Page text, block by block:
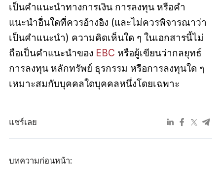
เป็นคำแนะนำทางการเงิน การลงทุน หรือคำ
แนะนำอื่นใดที่ควรอ้างอิง (และไม่ควรพิจารณาว่า
เป็นคำแนะนำ) ความคิดเห็นใด ๆ ในเอกสารนี้ไม่
ถือเป็นคำแนะนำของ EBC หรือผู้เขียนว่ากลยุทธ์
การลงทุน หลักทรัพย์ ธุรกรรม หรือการลงทุนใด ๆ
เหมาะสมกับบุคคลใดบุคคลหนึ่งโดยเฉพาะ
แชร์เลย
บทความก่อนหน้า: